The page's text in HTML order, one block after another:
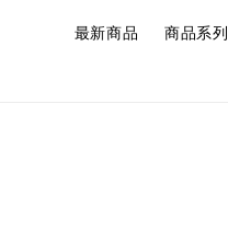
最新商品 商品系列